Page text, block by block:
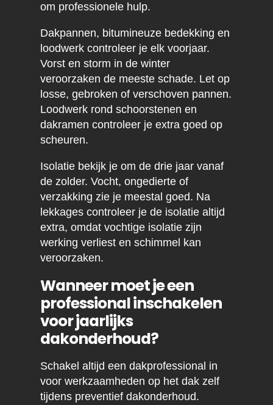
om professionele hulp.
Dakpannen, bitumineuze bedekking en
loodwerk controleer je elk voorjaar.
Vorst en storm in de winter
veroorzaken de meeste schade. Let op
losse, gebroken of verschoven pannen.
Loodwerk rond schoorstenen en
dakramen controleer je extra goed op
scheuren.
Isolatie bekijk je om de drie jaar vanaf
de zolder. Vocht, ongedierte of
verzakking zie je meestal goed. Na
lekkages controleer je de isolatie altijd
extra, omdat vochtige isolatie zijn
werking verliest en schimmel kan
veroorzaken.
Wanneer moet je een
professional inschakelen
voor jaarlijks
dakonderhoud?
Schakel altijd een dakprofessional in
voor werkzaamheden op het dak zelf
tijdens preventief dakonderhoud.